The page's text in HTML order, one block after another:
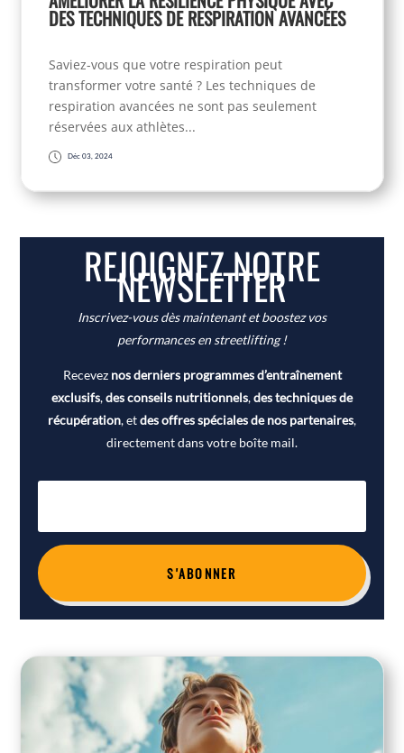
DES TECHNIQUES DE RESPIRATION AVANCÉES
Saviez-vous que votre respiration peut
transformer votre santé ? Les techniques de
respiration avancées ne sont pas seulement
réservées aux athlètes...
Déc 03, 2024
REJOIGNEZ NOTRE
NEWSLETTER
Inscrivez-vous dès maintenant et boostez vos
performances en streetlifting !
Recevez nos derniers programmes d’entraînement
exclusifs,des conseils nutritionnels,des techniques de
récupération, etdes offres spéciales de nos partenaires,
directement dans votre boîte mail.
S'ABONNER